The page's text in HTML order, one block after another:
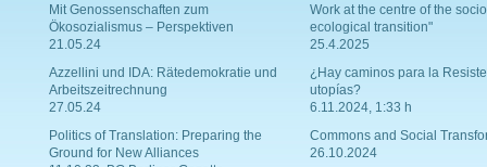
Mit Genossenschaften zum
Ökosozialismus – Perspektiven
21.05.24
Azzellini und IDA: Rätedemokratie und
Arbeitszeitrechnung
27.05.24
Politics of Translation: Preparing the
Ground for New Alliances
Work at the centre of the
ecological transition"
25.4.2025
¿Hay caminos para la
utopías?
6.11.2024, 1:33 h
Commons and Social
26.10.2024